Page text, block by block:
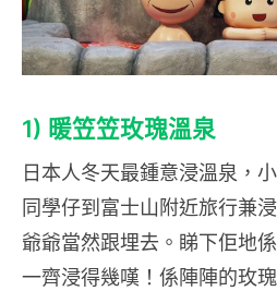
1) 暖笠笠玫瑰溫泉
日本人冬天最鍾意浸溫泉，
同學仔到富士山附近旅行兼
爺爺當然跟埋去。睇下佢地
一齊浸得幾嘆！係陣陣的玫